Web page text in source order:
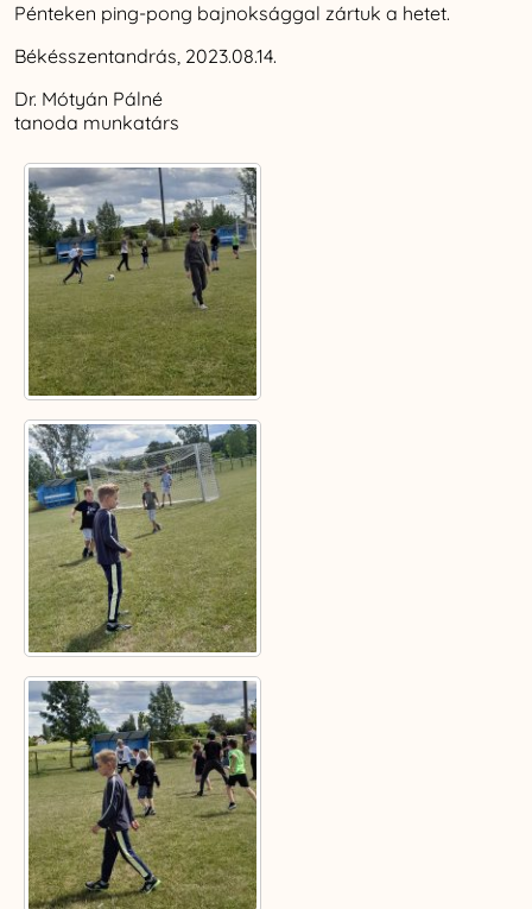
Pénteken ping-pong bajnoksággal zártuk a hetet.
Békésszentandrás, 2023.08.14.
Dr. Mótyán Pálné
tanoda munkatárs